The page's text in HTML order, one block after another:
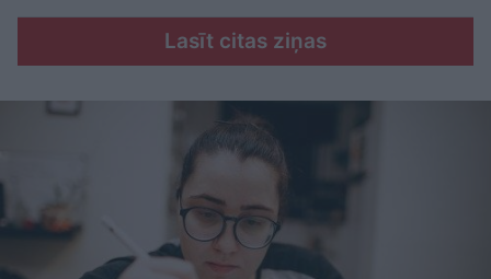
Lasīt citas ziņas